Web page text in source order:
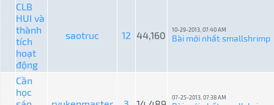
CLB
HUI và
thành
tích
hoạt
động
saotruc 12 44,160 10-29-2013, 07:40 AM
Bài mới nhất:smallshrimp
Cần
học
07-25-2013, 07:38 AM